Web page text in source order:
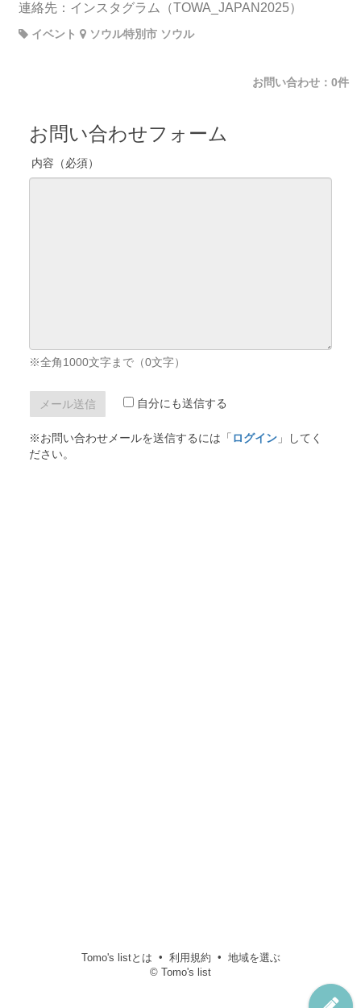
連絡先：インスタグラム（TOWA_JAPAN2025）
イベント ソウル特別市 ソウル
お問い合わせ：0件
お問い合わせフォーム
内容（必須）
※全角1000文字まで（0文字）
自分にも送信する
※お問い合わせメールを送信するには「 ログイン」してく
ださい。
Tomo's listとは 利用規約
地域を選ぶ
© Tomo's list